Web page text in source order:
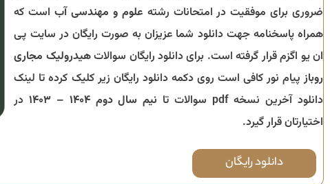
ضروری برای موفقیت در امتحانات رشته علوم و مهندسی آباست که
همراه پاسخنامه جهت دانلود شما عزیزان به صورت رایگان در سایت پی
ان یو اگزم قرار گرفته است. برای دانلود رایگان سوالاتهیدرولیک مجاری
روبازپیام نور کافی است روی دکمه دانلود رایگان زیر کلیک کرده تا لینک
دانلود آخرین نسخه pdf سوالات تا
نیم سال دوم ۱۴۰۴ – ۱۴۰۳
در
اختیارتان قرار گیرد.
دانلود رایگان